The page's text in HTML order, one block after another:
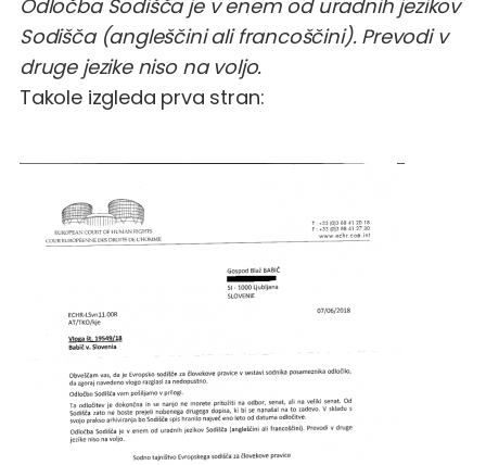
Odločba Sodišča je v enem od uradnih jezikov
Sodišča (angleščini ali francoščini). Prevodi v
druge jezike niso na voljo.
Takole izgleda prva stran: